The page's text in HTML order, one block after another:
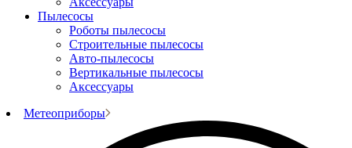
Пылесосы
Роботы пылесосы
Строительные пылесосы
Авто-пылесосы
Вертикальные пылесосы
Аксессуары
Метеоприборы